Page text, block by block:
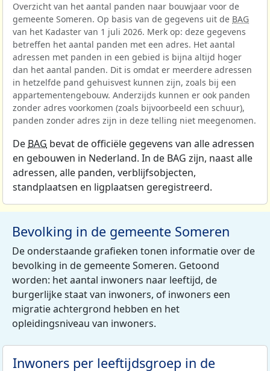
Overzicht van het aantal panden naar bouwjaar voor de
gemeente Someren. Op basis van de gegevens uit de BAG
van het Kadaster van 1 juli 2026. Merk op: deze gegevens
betreffen het aantal panden met een adres. Het aantal
adressen met panden in een gebied is bijna altijd hoger
dan het aantal panden. Dit is omdat er meerdere adressen
in hetzelfde pand gehuisvest kunnen zijn, zoals bij een
appartementengebouw. Anderzijds kunnen er ook panden
zonder adres voorkomen (zoals bijvoorbeeld een schuur),
panden zonder adres zijn in deze telling niet meegenomen.
De BAG bevat de officiële gegevens van alle adressen
en gebouwen in Nederland. In de BAG zijn, naast alle
adressen, alle panden, verblijfsobjecten,
standplaatsen en ligplaatsen geregistreerd.
Bevolking in de gemeente Someren
De onderstaande grafieken tonen informatie over de
bevolking in de gemeente Someren. Getoond
worden: het aantal inwoners naar leeftijd, de
burgerlijke staat van inwoners, of inwoners een
migratie achtergrond hebben en het
opleidingsniveau van inwoners.
Inwoners per leeftijdsgroep in de